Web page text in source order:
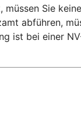
Sie
abführen,
ist bei einer